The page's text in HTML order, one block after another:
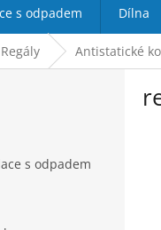
s odpadem Dílna
Regály Antistatické
s odpadem